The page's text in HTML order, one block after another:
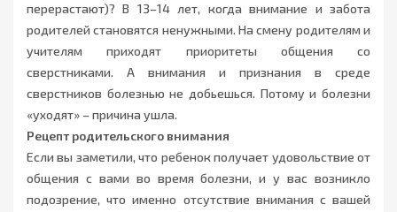
перерастают)? В 13–14 лет, когда внимание и забота
родителей становятся ненужными. На смену родителям и
учителям приходят приоритеты общения со
сверстниками. А внимания и признания в среде
сверстников болезнью не добьешься. Потому и болезни
«уходят» – причина ушла.
Рецепт родительского внимания
Если вы заметили, что ребенок получает удовольствие от
общения с вами во время болезни, и у вас возникло
подозрение, что именно отсутствие внимания с вашей